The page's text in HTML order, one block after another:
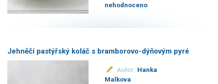
nehodnoceno
Jehněčí pastýřský koláč s bramborovo-dýňovým pyré
Autor: Hanka
Malkova